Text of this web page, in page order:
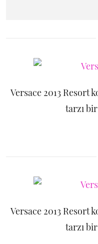
Versace 2013 Resort
tarzı
Versace 2013 Resort
tarzı